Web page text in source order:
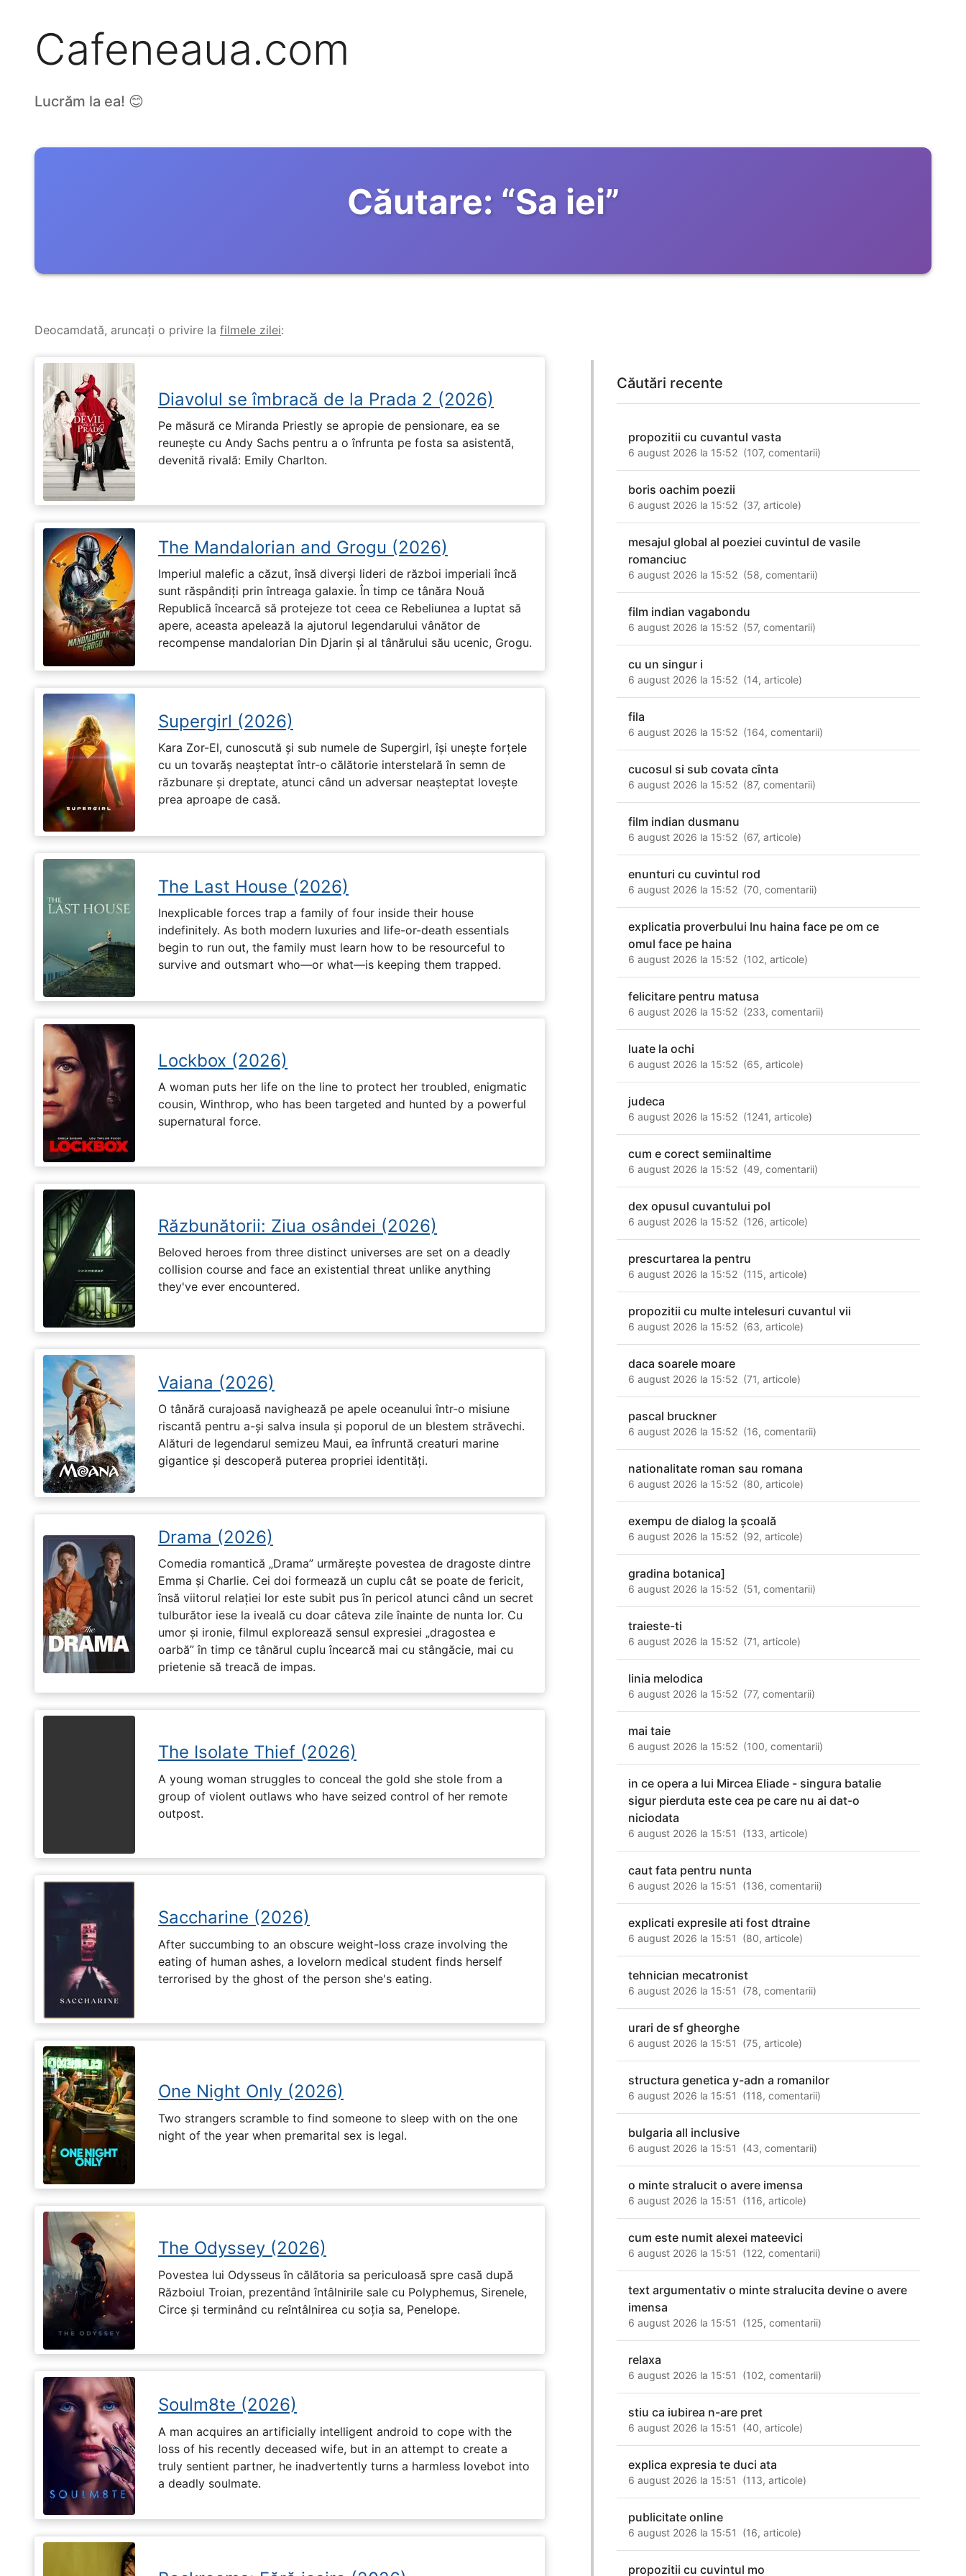
Cafeneaua.com
Lucrăm la ea! 😊
Căutare: “Sa iei”
Deocamdată, aruncați o privire la filmele zilei:
Diavolul se îmbracă de la Prada 2 (2026)
Pe măsură ce Miranda Priestly se apropie de pensionare, ea se
reunește cu Andy Sachs pentru a o înfrunta pe fosta sa asistentă,
devenită rivală: Emily Charlton.
The Mandalorian and Grogu (2026)
Imperiul malefic a căzut, însă diverși lideri de război imperiali încă
sunt răspândiți prin întreaga galaxie. În timp ce tânăra Nouă
Republică încearcă să protejeze tot ceea ce Rebeliunea a luptat să
apere, aceasta apelează la ajutorul legendarului vânător de
recompense mandalorian Din Djarin și al tânărului său ucenic, Grogu.
Supergirl (2026)
Kara Zor-El, cunoscută și sub numele de Supergirl, își unește forțele
cu un tovarăș neașteptat într-o călătorie interstelară în semn de
răzbunare și dreptate, atunci când un adversar neașteptat lovește
prea aproape de casă.
The Last House (2026)
Inexplicable forces trap a family of four inside their house
indefinitely. As both modern luxuries and life-or-death essentials
begin to run out, the family must learn how to be resourceful to
survive and outsmart who—or what—is keeping them trapped.
Lockbox (2026)
A woman puts her life on the line to protect her troubled, enigmatic
cousin, Winthrop, who has been targeted and hunted by a powerful
supernatural force.
Răzbunătorii: Ziua osândei (2026)
Beloved heroes from three distinct universes are set on a deadly
collision course and face an existential threat unlike anything
they've ever encountered.
Vaiana (2026)
O tânără curajoasă navighează pe apele oceanului într-o misiune
riscantă pentru a-și salva insula și poporul de un blestem străvechi.
Alături de legendarul semizeu Maui, ea înfruntă creaturi marine
gigantice și descoperă puterea propriei identități.
Drama (2026)
Comedia romantică „Drama” urmărește povestea de dragoste dintre
Emma și Charlie. Cei doi formează un cuplu cât se poate de fericit,
însă viitorul relației lor este subit pus în pericol atunci când un secret
tulburător iese la iveală cu doar câteva zile înainte de nunta lor. Cu
umor și ironie, filmul explorează sensul expresiei „dragostea e
oarbă” în timp ce tânărul cuplu încearcă mai cu stângăcie, mai cu
prietenie să treacă de impas.
The Isolate Thief (2026)
A young woman struggles to conceal the gold she stole from a
group of violent outlaws who have seized control of her remote
outpost.
Saccharine (2026)
After succumbing to an obscure weight-loss craze involving the
eating of human ashes, a lovelorn medical student finds herself
terrorised by the ghost of the person she's eating.
One Night Only (2026)
Two strangers scramble to find someone to sleep with on the one
night of the year when premarital sex is legal.
The Odyssey (2026)
Povestea lui Odysseus în călătoria sa periculoasă spre casă după
Războiul Troian, prezentând întâlnirile sale cu Polyphemus, Sirenele,
Circe și terminând cu reîntâlnirea cu soția sa, Penelope.
Soulm8te (2026)
A man acquires an artificially intelligent android to cope with the
loss of his recently deceased wife, but in an attempt to create a
truly sentient partner, he inadvertently turns a harmless lovebot into
a deadly soulmate.
Căutări recente
propozitii cu cuvantul vasta
6 august 2026 la 15:52 (107,comentarii)
boris oachim poezii
6 august 2026 la 15:52 (37,articole)
mesajul global al poeziei cuvintul de vasile
romanciuc
6 august 2026 la 15:52 (58,comentarii)
film indian vagabondu
6 august 2026 la 15:52 (57,comentarii)
cu un singur i
6 august 2026 la 15:52 (14,articole)
fila
6 august 2026 la 15:52 (164,comentarii)
cucosul si sub covata cînta
6 august 2026 la 15:52 (87,comentarii)
film indian dusmanu
6 august 2026 la 15:52 (67,articole)
enunturi cu cuvintul rod
6 august 2026 la 15:52 (70,comentarii)
explicatia proverbului lnu haina face pe om ce
omul face pe haina
6 august 2026 la 15:52 (102,articole)
felicitare pentru matusa
6 august 2026 la 15:52 (233,comentarii)
luate la ochi
6 august 2026 la 15:52 (65,articole)
judeca
6 august 2026 la 15:52 (1241,articole)
cum e corect semiinaltime
6 august 2026 la 15:52 (49,comentarii)
dex opusul cuvantului pol
6 august 2026 la 15:52 (126,articole)
prescurtarea la pentru
6 august 2026 la 15:52 (115,articole)
propozitii cu multe intelesuri cuvantul vii
6 august 2026 la 15:52 (63,articole)
daca soarele moare
6 august 2026 la 15:52 (71,articole)
pascal bruckner
6 august 2026 la 15:52 (16,comentarii)
nationalitate roman sau romana
6 august 2026 la 15:52 (80,articole)
exempu de dialog la şcoală
6 august 2026 la 15:52 (92,articole)
gradina botanica]
6 august 2026 la 15:52 (51,comentarii)
traieste-ti
6 august 2026 la 15:52 (71,articole)
linia melodica
6 august 2026 la 15:52 (77,comentarii)
mai taie
6 august 2026 la 15:52 (100,comentarii)
in ce opera a lui Mircea Eliade - singura batalie
sigur pierduta este cea pe care nu ai dat-o
niciodata
6 august 2026 la 15:51 (133,articole)
caut fata pentru nunta
6 august 2026 la 15:51 (136,comentarii)
explicati expresile ati fost dtraine
6 august 2026 la 15:51 (80,articole)
tehnician mecatronist
6 august 2026 la 15:51 (78,comentarii)
urari de sf gheorghe
6 august 2026 la 15:51 (75,articole)
structura genetica y-adn a romanilor
6 august 2026 la 15:51 (118,comentarii)
bulgaria all inclusive
6 august 2026 la 15:51 (43,comentarii)
o minte stralucit o avere imensa
6 august 2026 la 15:51 (116,articole)
cum este numit alexei mateevici
6 august 2026 la 15:51 (122,comentarii)
text argumentativ o minte stralucita devine o avere
imensa
6 august 2026 la 15:51 (125,comentarii)
relaxa
6 august 2026 la 15:51 (102,comentarii)
stiu ca iubirea n-are pret
6 august 2026 la 15:51 (40,articole)
explica expresia te duci ata
6 august 2026 la 15:51 (113,articole)
publicitate online
6 august 2026 la 15:51 (16,articole)
propozitii cu cuvintul mo